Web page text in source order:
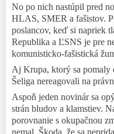
No po nich nastúpil pred
HLAS, SMER a fašistov.
poslancov, keď si napriek
Republika a ĽSNS je pre
komunisticko-fašistická
Aj Krupa, ktorý sa pomaly
Šeliga nereagovali na
Aspoň jeden novinár sa
strán bludov a klamstiev.
porovnanie s okupačnou
nemal. Škoda, že sa